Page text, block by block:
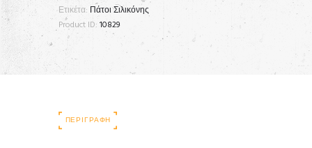
Ετικέτα: Πάτοι Σιλικόνης
Product ID: 10829
ΠΕΡΙΓΡΑΦΉ